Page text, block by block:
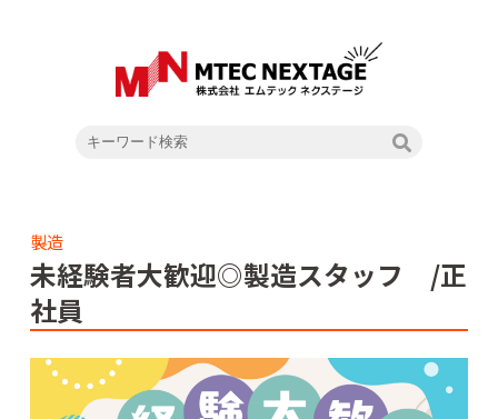
製造
未経験者大歓迎◎製造スタッフ /正
社員